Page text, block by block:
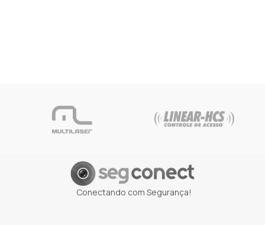
Conectando com Segurança!